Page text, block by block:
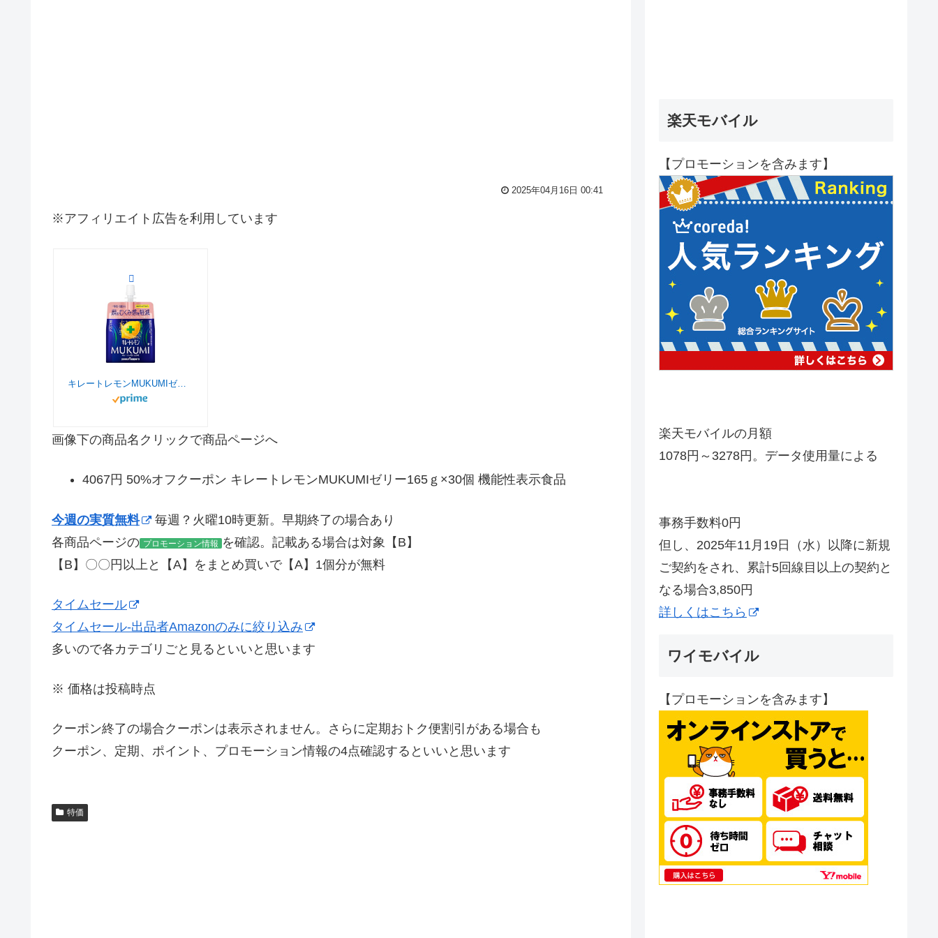
2025年04月16日 00:41
※アフィリエイト広告を利用しています
キレートレモンMUKUMIゼリー165ｇ×30個 機能性表示食品
画像下の商品名クリックで商品ページへ
4067円 50%オフクーポン キレートレモンMUKUMIゼリー165ｇ×30個 機能性表示食品
今週の実質無料
毎週？火曜10時更新。早期終了の場合あり
各商品ページの プロモーション情報 を確認。記載ある場合は対象【B】
【B】〇〇円以上と【A】をまとめ買いで【A】1個分が無料
タイムセール
タイムセール-出品者Amazonのみに絞り込み
多いので各カテゴリごと見るといいと思います
※ 価格は投稿時点
クーポン終了の場合クーポンは表示されません。さらに定期おトク便割引がある場合も
クーポン、定期、ポイント、プロモーション情報の4点確認するといいと思います
特価
楽天モバイル
【プロモーションを含みます】
楽天モバイルの月額
1078円～3278円。データ使用量による
事務手数料0円
但し、2025年11月19日（水）以降に新規
ご契約をされ、累計5回線目以上の契約と
なる場合3,850円
詳しくはこちら
ワイモバイル
【プロモーションを含みます】